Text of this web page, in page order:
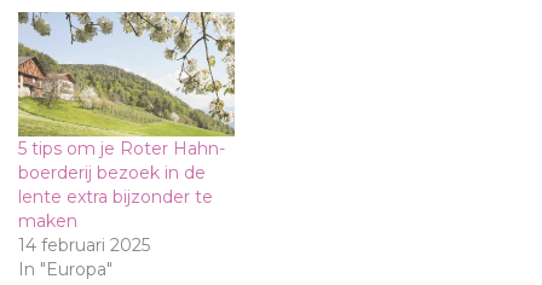
5 tips om je Roter Hahn-
boerderij bezoek in de
lente extra bijzonder te
maken
14 februari 2025
In "Europa"